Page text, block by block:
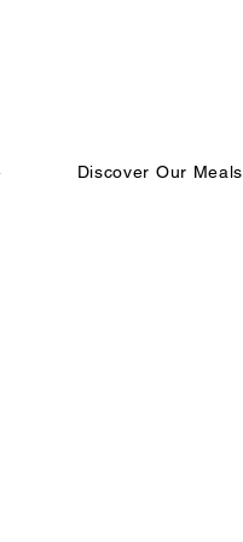
Discover Our Meals